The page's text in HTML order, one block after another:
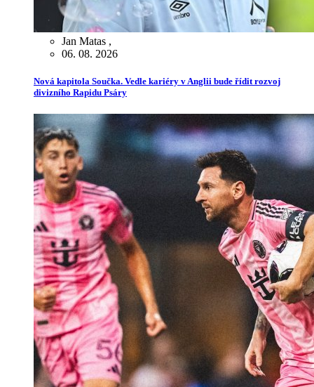
Jan Matas ,
06. 08. 2026
Nová kapitola Součka. Vedle kariéry v Anglii bude řídit rozvoj
divizního Rapidu Psáry